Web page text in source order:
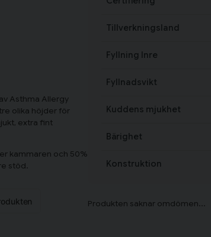
Asthma Allergy
olika höjder för
extra fint
kammaren och 50%
stöd.
Tillverkningsland
Fyllning Inre
Fyllnadsvikt
Kuddens mjukhet
Bärighet
Konstruktion